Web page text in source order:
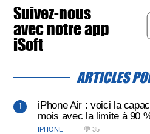
Suivez-nous
avec notre app
iSoft
ARTICLES
iPhone Air : voici la
mois avec la limite à 90
IPHONE 💬 35